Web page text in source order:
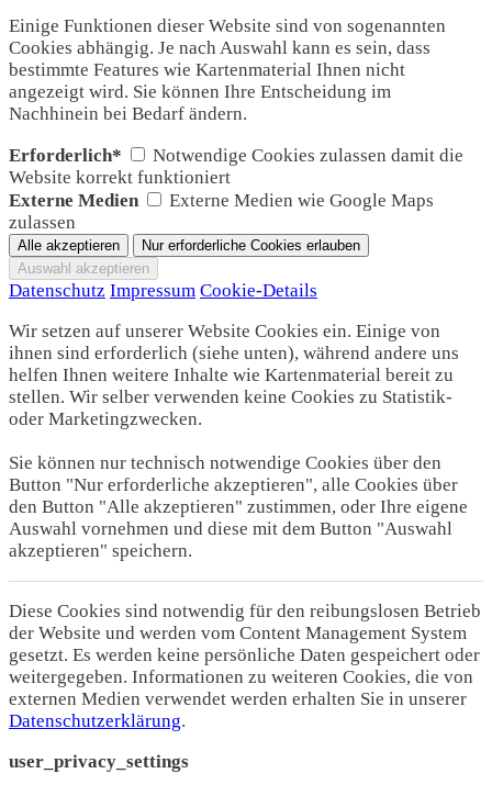
Einige Funktionen dieser Website sind von sogenannten
Cookies abhängig. Je nach Auswahl kann es sein, dass
bestimmte Features wie Kartenmaterial Ihnen nicht
angezeigt wird. Sie können Ihre Entscheidung im
Nachhinein bei Bedarf ändern.
Erforderlich*
Notwendige Cookies zulassen damit die
Website korrekt funktioniert
Externe Medien
Externe Medien wie Google Maps
zulassen
Datenschutz Impressum Cookie-Details
Wir setzen auf unserer Website Cookies ein. Einige von
ihnen sind erforderlich (siehe unten), während andere uns
helfen Ihnen weitere Inhalte wie Kartenmaterial bereit zu
stellen. Wir selber verwenden keine Cookies zu Statistik-
oder Marketingzwecken.
Sie können nur technisch notwendige Cookies über den
Button "Nur erforderliche akzeptieren", alle Cookies über
den Button "Alle akzeptieren" zustimmen, oder Ihre eigene
Auswahl vornehmen und diese mit dem Button "Auswahl
akzeptieren" speichern.
Diese Cookies sind notwendig für den reibungslosen Betrieb
der Website und werden vom Content Management System
gesetzt. Es werden keine persönliche Daten gespeichert oder
weitergegeben. Informationen zu weiteren Cookies, die von
externen Medien verwendet werden erhalten Sie in unserer
Datenschutzerklärung.
user_privacy_settings